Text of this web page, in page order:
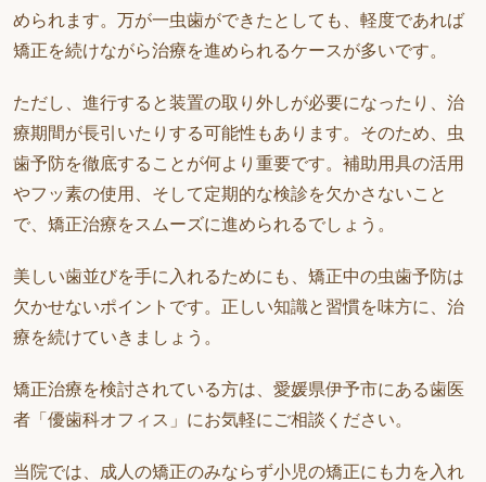
められます。万が一虫歯ができたとしても、軽度であれば
矯正を続けながら治療を進められるケースが多いです。
ただし、進行すると装置の取り外しが必要になったり、治
療期間が長引いたりする可能性もあります。そのため、虫
歯予防を徹底することが何より重要です。補助用具の活用
やフッ素の使用、そして定期的な検診を欠かさないこと
で、矯正治療をスムーズに進められるでしょう。
美しい歯並びを手に入れるためにも、矯正中の虫歯予防は
欠かせないポイントです。正しい知識と習慣を味方に、治
療を続けていきましょう。
矯正治療を検討されている方は、愛媛県伊予市にある歯医
者「優歯科オフィス」にお気軽にご相談ください。
当院では、成人の矯正のみならず小児の矯正にも力を入れ